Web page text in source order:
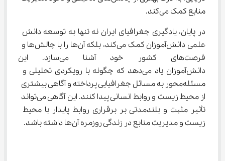
منابع کمک می‌کند.
در پایان، یادگیری جغرافیای ایران نه تنها به توسعه دانش
علمی دانش‌آموزان کمک می‌کند، بلکه آن‌ها را با چالش‌ها و
فرصت‌های کشور خود آشنا
دانش‌آموزان یاد می‌دهد که چگونه با رویکردی تحلیلی و
مسئله‌محور به مسائل جغرافیایی پرداخته و آگاهی بیشتری
از محیط زیست و روابط انسانی پیدا کنند. این آگاهی می‌تواند
تأثیر مثبت و بلندمدتی بر برقراری روابط پایدار با محیط
زیست و مدیریت منابع در زندگی روزمره آن‌ها داشته باشد.